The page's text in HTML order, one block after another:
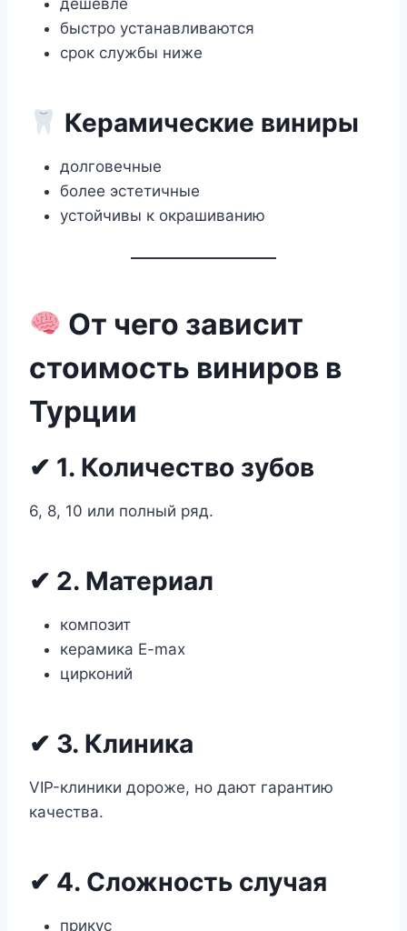
дешевле
быстро устанавливаются
срок службы ниже
Керамические виниры
долговечные
более эстетичные
устойчивы к окрашиванию
От чего зависит
стоимость виниров в
Турции
✔ 1. Количество зубов
6, 8, 10 или полный ряд.
✔ 2. Материал
композит
керамика E-max
цирконий
✔ 3. Клиника
VIP-клиники дороже, но дают гарантию
качества.
✔ 4. Сложность случая
прикус